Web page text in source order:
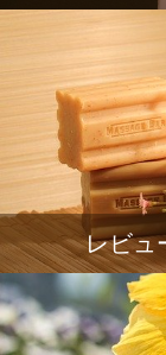
レビュ